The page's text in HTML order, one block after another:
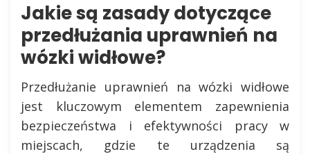
Jakie są zasady dotyczące
przedłużania uprawnień na
wózki widłowe?
Przedłużanie uprawnień na wózki widłowe
jest kluczowym elementem zapewnienia
bezpieczeństwa i efektywności pracy w
miejscach, gdzie te urządzenia są